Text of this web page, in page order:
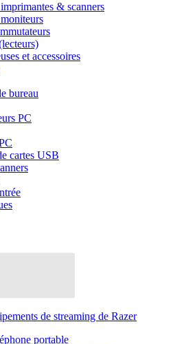
& scanners
et accessoires
bureau
PC
cartes USB
de streaming de Razer
portable